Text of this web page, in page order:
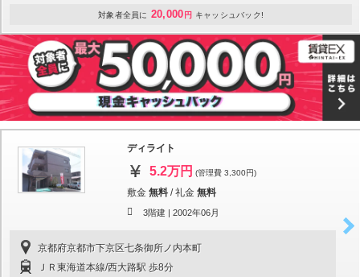
対象者全員に 20,000 円 キャッシュバック!
ディライト
5.2万円 (管理費 3,300円)
敷金 無料 /礼金 無料
3階建 | 2002年06月
京都府京都市下京区七条御所ノ内本町
ＪＲ東海道本線/西大路駅 歩8分